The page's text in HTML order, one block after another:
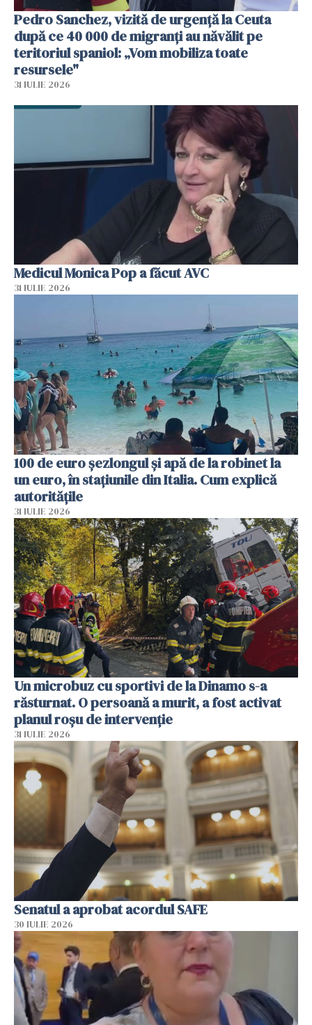
Pedro Sanchez, vizită de urgență la Ceuta
după ce 40 000 de migranți au năvălit pe
teritoriul spaniol: „Vom mobiliza toate
resursele"
31 IULIE 2026
Medicul Monica Pop a făcut AVC
31 IULIE 2026
100 de euro șezlongul și apă de la robinet la
un euro, în stațiunile din Italia. Cum explică
autoritățile
31 IULIE 2026
Un microbuz cu sportivi de la Dinamo s-a
răsturnat. O persoană a murit, a fost activat
planul roșu de intervenție
31 IULIE 2026
Senatul a aprobat acordul SAFE
30 IULIE 2026